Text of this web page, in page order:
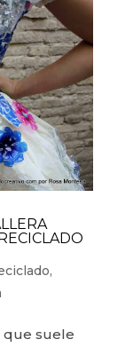
,
que suele